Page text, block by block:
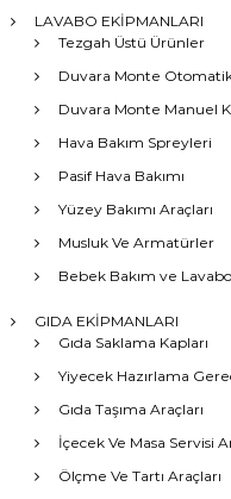
LAVABO EKİPMANLARI
Tezgah Üstü Ürünler
Duvara Monte
Duvara Monte Manuel
Hava Bakım Spreyleri
Pasif Hava Bakımı
Yüzey Bakımı Araçları
Musluk Ve Armatürler
Bebek Bakım ve
GIDA EKİPMANLARI
Gıda Saklama Kapları
Yiyecek Hazırlama
Gıda Taşıma Araçları
İçecek Ve Masa Servisi
Ölçme Ve Tartı Araçları